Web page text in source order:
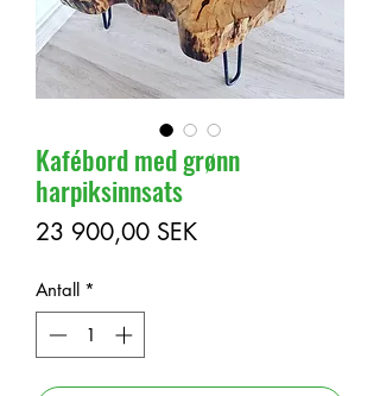
Kafébord med grønn
harpiksinnsats
23 900,00 SEKPris
Antall *